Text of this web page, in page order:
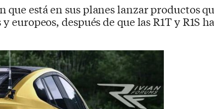
que está en sus planes lanzar productos
europeos, después de que las R1T y R1S